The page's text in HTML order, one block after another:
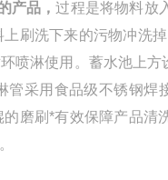
产品，过程是将物料放
刷洗下来的污物冲洗
喷淋使用。蓄水池上
采用食品级不锈钢焊
磨刷*有效保障产品